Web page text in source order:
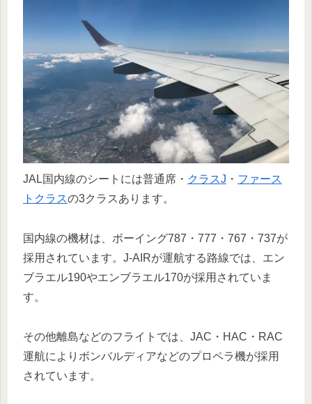
JAL国内線のシートには普通席・ クラスJ ・ ファース
トクラスの3クラスあります。
国内線の機材は、ボーイング787・777・767・737が
採用されています。J-AIRが運航する路線では、エン
ブラエル190やエンブラエル170が採用されていま
す。
その他離島などのフライトでは、JAC・HAC・RAC
運航によりボンバルディアなどのプロペラ機が採用
されています。